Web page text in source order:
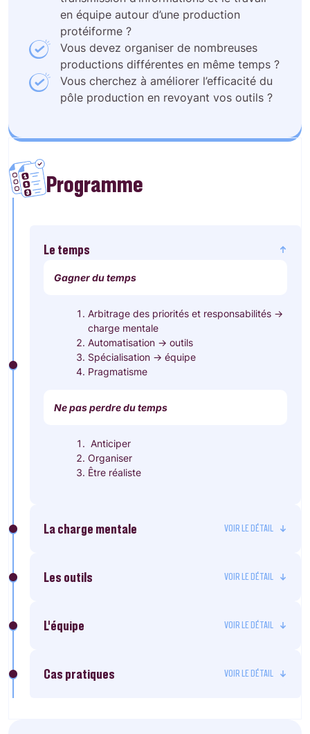
en équipe autour d’une production
protéiforme ?
Vous devez organiser de nombreuses
productions différentes en même temps ?
Vous cherchez à améliorer l’efficacité du
pôle production en revoyant vos outils ?
Programme
Le temps
Gagner du temps
Arbitrage des priorités et responsabilités ->
charge mentale
Automatisation -> outils
Spécialisation -> équipe
Pragmatisme
Ne pas perdre du temps
Anticiper
Organiser
Être réaliste
La charge mentale
Les outils
L'équipe
Cas pratiques